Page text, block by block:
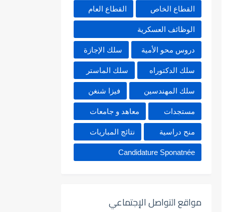
القطاع الخاص القطاع العام
الوظائف العسكرية
دروس محو الأمية سلك الإجازة
سلك الدكتوراه سلك الماستر
سلك المهندسين فيزا شنغن
مستجدات معاهد و جامعات
منح دراسية نتائج المباريات
Candidature Sponatnée
مواقع التواصل الإجتماعي